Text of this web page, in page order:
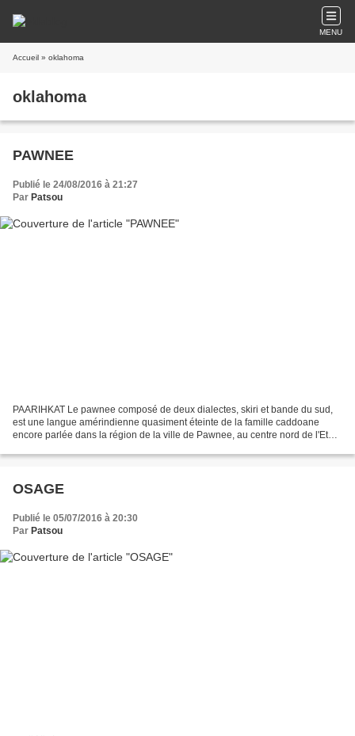
MENU
Accueil » oklahoma
oklahoma
PAWNEE
Publié le 24/08/2016 à 21:27
Par Patsou
PAARIHKAT Le pawnee composé de deux dialectes, skiri et bande du sud,
est une langue amérindienne quasiment éteinte de la famille caddoane
encore parlée dans la région de la ville de Pawnee, au centre nord de l'Etat
OSAGE
Publié le 05/07/2016 à 20:30
Par Patsou